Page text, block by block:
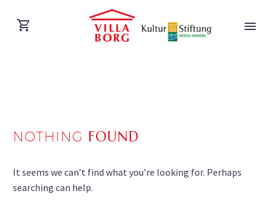
NOTHING FOUND
It seems we can’t find what you’re looking for. Perhaps
searching can help.